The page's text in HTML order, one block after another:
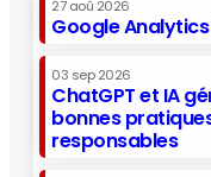
27 aoû 2026
Google Analytics
03 sep 2026
ChatGPT et IA
bonnes
responsables